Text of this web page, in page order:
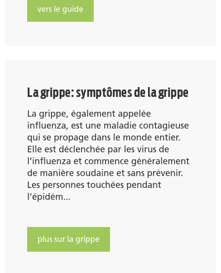
vers le guide
La grippe: symptômes de la grippe
La grippe, également appelée
influenza, est une maladie contagieuse
qui se propage dans le monde entier.
Elle est déclenchée par les virus de
l’influenza et commence généralement
de manière soudaine et sans prévenir.
Les personnes touchées pendant
l’épidém...
plus sur la grippe